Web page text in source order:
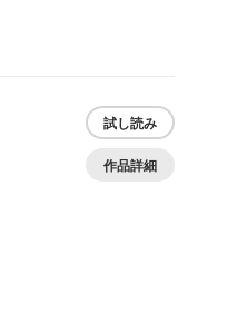
試し読み
作品詳細